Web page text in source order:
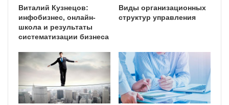
Виталий Кузнецов:
инфобизнес, онлайн-
школа и результаты
систематизации бизнеса
Виды организационных
структур управления